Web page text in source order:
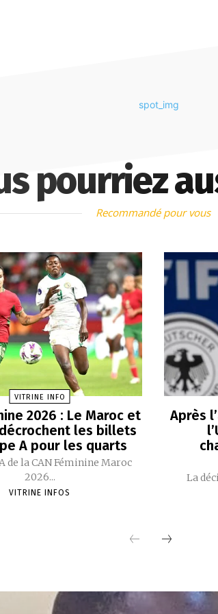
pourriez
Recommandé pour vous
VITRINE INFO
2026 : Le Maroc et
les billets
A pour les quarts
de la CAN Féminine Maroc
2026...
VITRINE INFOS
Après
La